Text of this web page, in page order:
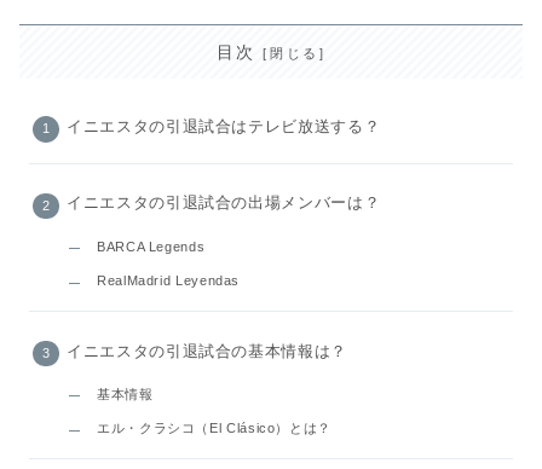
目次
イニエスタの引退試合はテレビ放送する？
イニエスタの引退試合の出場メンバーは？
BARCA Legends
RealMadrid Leyendas
イニエスタの引退試合の基本情報は？
基本情報
エル・クラシコ（El Clásico）とは？